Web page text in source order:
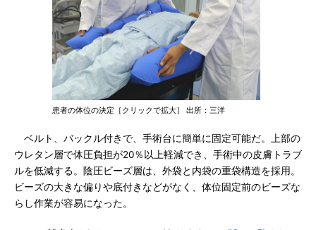
患者の体位の決定［クリックで拡大］ 出所：三洋
ベルト、バックル付きで、手術台に簡単に固定可能だ。上部の
ウレタン層で体圧負担が20％以上軽減でき、手術中の皮膚トラブ
ルを低減する。陰圧ビーズ層は、外袋と内袋の重袋構造を採用。
ビーズの大きな偏りや底付きなどがなく、体位固定前のビーズな
らし作業が容易になった。